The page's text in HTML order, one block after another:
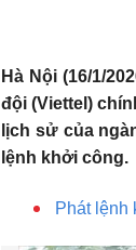
Hà Nội (16/1/
đội (Viettel)
lịch sử của
lệnh khởi công.
Phát lệnh